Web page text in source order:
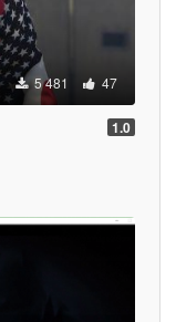
5 481 47
1.0